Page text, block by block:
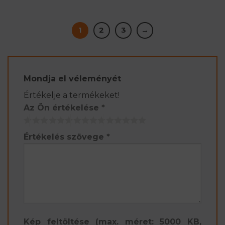
1 2 3 →
Mondja el véleményét
Értékelje a termékeket!
Az Ön értékelése *
Értékelés szövege *
Kép feltöltése (max. méret: 5000 KB,